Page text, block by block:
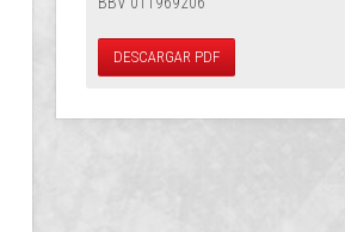
DESCARGAR PDF